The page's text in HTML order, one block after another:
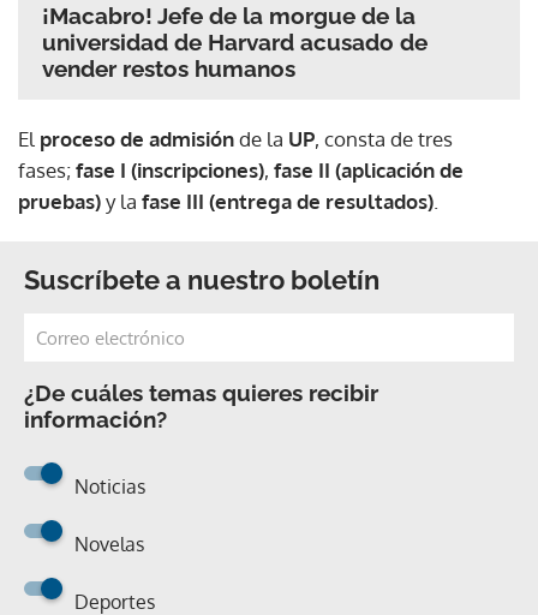
¡Macabro! Jefe de la morgue de la
universidad de Harvard acusado de
vender restos humanos
El proceso de admisiónde la UP, consta de tres
fases;fase I (inscripciones), fase II (aplicación de
pruebas)y la fase III (entrega de resultados)
Suscríbete a nuestro boletín
¿De cuáles temas quieres recibir
información?
Noticias
Novelas
Deportes